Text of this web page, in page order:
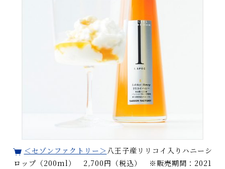
＜セゾンファクトリー＞ 八王子産リリコイ入りハニーシ
ロップ（200ml） 2,700円（税込） ※販売期間：2021